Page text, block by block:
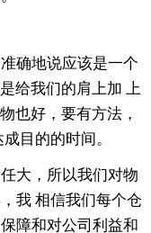
确地说应该是一个
给我们的肩上加 上
也好，要有方法，
目的的时间。
大，所以我们对物
我 相信我们每个仓
障和对公司利益和